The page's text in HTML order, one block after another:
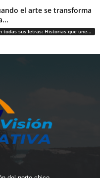
el arte se transforma
Provincia del Huasco con todas sus letras: Historias que unen cultura, diversidad e identidad